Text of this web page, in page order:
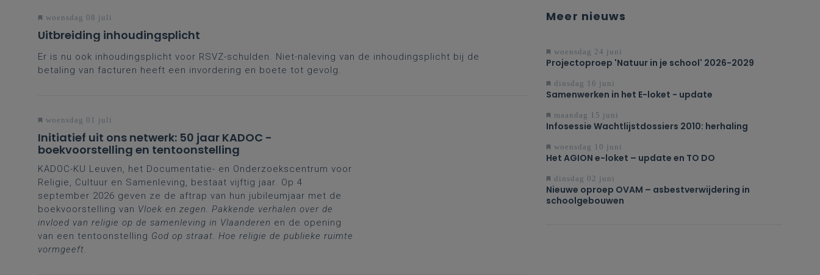
woensdag 08 juli
Uitbreiding inhoudingsplicht
Er is nu ook inhoudingsplicht voor RSVZ-schulden. Niet-naleving van de inhoudingsplicht bij de
betaling van facturen heeft een invordering en boete tot gevolg.
woensdag 01 juli
Initiatief uit ons netwerk: 50 jaar KADOC -
boekvoorstelling en tentoonstelling
KADOC-KU Leuven, het Documentatie- en Onderzoekscentrum voor
Religie, Cultuur en Samenleving, bestaat vijftig jaar. Op 4
september 2026 geven ze de aftrap van hun jubileumjaar met de
boekvoorstelling van Vloek en zegen. Pakkende verhalen over de
invloed van religie op de samenleving in Vlaanderen en de opening
van een tentoonstelling God op straat. Hoe religie de publieke ruimte
vormgeeft.
Meer nieuws
woensdag 24 juni
Projectoproep 'Natuur in je school' 2026-2029
dinsdag 16 juni
Samenwerken in het E-loket - update
maandag 15 juni
Infosessie Wachtlijstdossiers 2010: herhaling
woensdag 10 juni
Het AGION e-loket – update en TO DO
dinsdag 02 juni
Nieuwe oproep OVAM – asbestverwijdering in
schoolgebouwen